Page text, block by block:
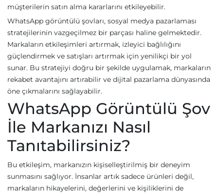
müşterilerin satın alma kararlarını etkileyebilir.
WhatsApp görüntülü şovları, sosyal medya pazarlaması
stratejilerinin vazgeçilmez bir parçası haline gelmektedir.
Markaların etkileşimleri artırmak, izleyici bağlılığını
güçlendirmek ve satışları artırmak için yenilikçi bir yol
sunar. Bu stratejiyi doğru bir şekilde uygulamak, markaların
rekabet avantajını artırabilir ve dijital pazarlama dünyasında
öne çıkmalarını sağlayabilir.
WhatsApp Görüntülü Şov
İle Markanızı Nasıl
Tanıtabilirsiniz?
Bu etkileşim, markanızın kişiselleştirilmiş bir deneyim
sunmasını sağlıyor. İnsanlar artık sadece ürünleri değil,
markaların hikayelerini, değerlerini ve kişiliklerini de